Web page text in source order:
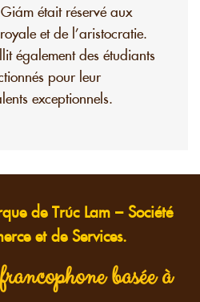
était réservé aux
et de l’aristocratie.
également des étudiants
pour leur
exceptionnels.
de Trúc Lam – Société
et de Services.
basée à